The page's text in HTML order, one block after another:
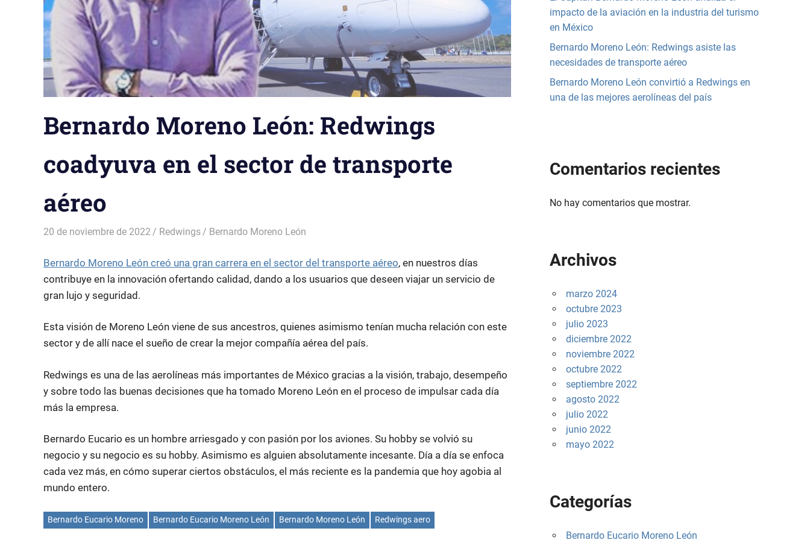
Bernardo Moreno León: Redwings
coadyuva en el sector de transporte
aéreo
20 de noviembre de 2022 Redwings Bernardo Moreno León
Bernardo Moreno León creó una gran carrera en el sector del transporte aéreo, en nuestros días
contribuye en la innovación ofertando calidad, dando a los usuarios que deseen viajar un servicio de
gran lujo y seguridad.
Esta visión de Moreno León viene de sus ancestros, quienes asimismo tenían mucha relación con este
sector y de allí nace el sueño de crear la mejor compañía aérea del país.
Redwings es una de las aerolíneas más importantes de México gracias a la visión, trabajo, desempeño
y sobre todo las buenas decisiones que ha tomado Moreno León en el proceso de impulsar cada día
más la empresa.
Bernardo Eucario es un hombre arriesgado y con pasión por los aviones. Su hobby se volvió su
negocio y su negocio es su hobby. Asimismo es alguien absolutamente incesante. Día a día se enfoca
cada vez más, en cómo superar ciertos obstáculos, el más reciente es la pandemia que hoy agobia al
mundo entero.
Bernardo Eucario Moreno Bernardo Eucario Moreno León Bernardo Moreno León Redwings aero
impacto de la aviación en la industria del turismo
en México
Bernardo Moreno León: Redwings asiste las
necesidades de transporte aéreo
Bernardo Moreno León convirtió a Redwings en
una de las mejores aerolíneas del país
Comentarios recientes
No hay comentarios que mostrar.
Archivos
marzo 2024
octubre 2023
julio 2023
diciembre 2022
noviembre 2022
octubre 2022
septiembre 2022
agosto 2022
julio 2022
junio 2022
mayo 2022
Categorías
Bernardo Eucario Moreno León